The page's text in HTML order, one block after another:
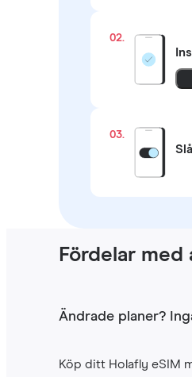
02.
03.
Fördelar med
Ändrade planer?
Köp ditt Holafly eSIM